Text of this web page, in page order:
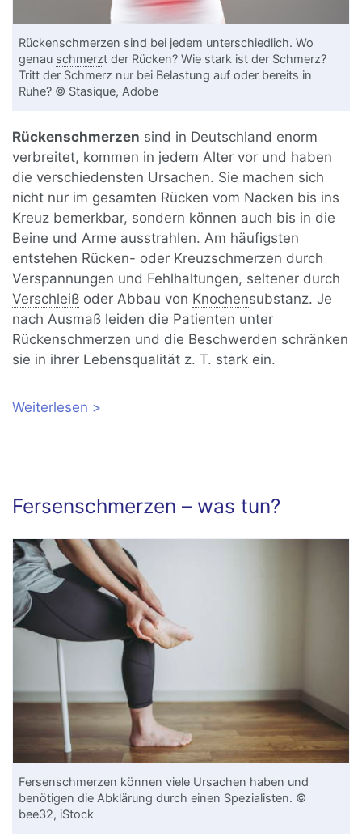
Rückenschmerzen sind bei jedem unterschiedlich. Wo
genau schmerzt der Rücken? Wie stark ist der Schmerz?
Tritt der Schmerz nur bei Belastung auf oder bereits in
Ruhe? © Stasique, Adobe
Rückenschmerzen sind in Deutschland enorm
verbreitet, kommen in jedem Alter vor und haben
die verschiedensten Ursachen. Sie machen sich
nicht nur im gesamten Rücken vom Nacken bis ins
Kreuz bemerkbar, sondern können auch bis in die
Beine und Arme ausstrahlen. Am häufigsten
entstehen Rücken- oder Kreuzschmerzen durch
Verspannungen und Fehlhaltungen, seltener durch
Verschleiß oder Abbau von Knochensubstanz.Je
nach Ausmaß leiden die Patienten unter
Rückenschmerzen und die Beschwerden schränken
sie in ihrer Lebensqualität z. T. stark ein.
Weiterlesen über Rückenschmerzen: Ursachen und
Fersenschmerzen – was tun?
Fersenschmerzen können viele Ursachen haben und
benötigen die Abklärung durch einen Spezialisten. ©
bee32, iStock